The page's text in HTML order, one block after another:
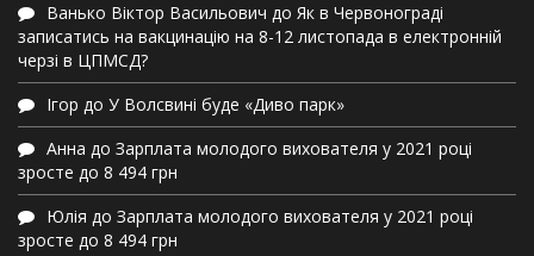
Ванько Віктор Васильович до Як в Червонограді
записатись на вакцинацію на 8-12 листопада в електронній
черзі в ЦПМСД?
Ігор до У Волсвині буде «Диво парк»
Анна до Зарплата молодого вихователя у 2021 році
зросте до 8 494 грн
Юлія до Зарплата молодого вихователя у 2021 році
зросте до 8 494 грн